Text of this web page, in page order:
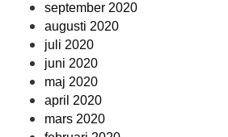
september 2020
augusti 2020
juli 2020
juni 2020
maj 2020
april 2020
mars 2020